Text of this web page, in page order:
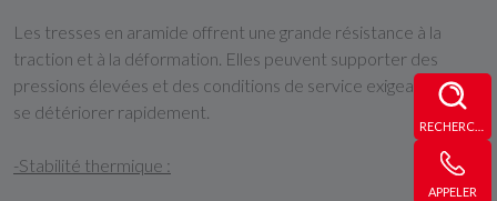
APPELER
Les tresses en aramide offrent une grande résistance à la
traction et à la déformation. Elles peuvent supporter des
pressions élevées et des conditions de service exigeantes sans
se détériorer rapidement.
-Stabilité thermique :